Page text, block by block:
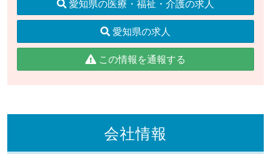
愛知県の医療・福祉・介護の求人
愛知県の求人
この情報を通報する
会社情報